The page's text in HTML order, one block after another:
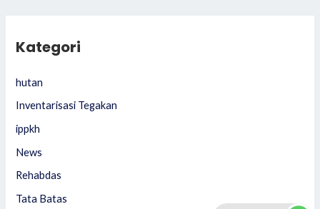
Kategori
hutan
Inventarisasi Tegakan
ippkh
News
Rehabdas
Tata Batas